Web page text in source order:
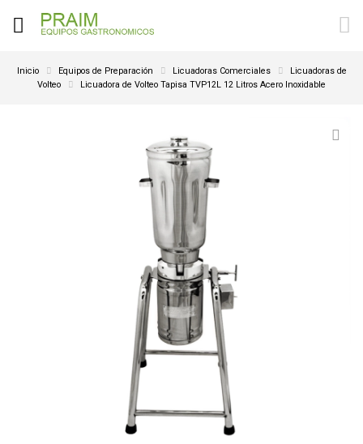
Inicio Equipos de Preparación Licuadoras Comerciales
Licuadoras de
Volteo
Licuadora de Volteo Tapisa TVP12L 12 Litros Acero Inoxidable